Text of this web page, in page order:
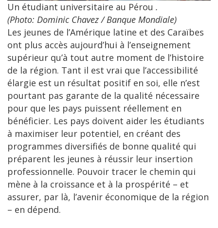
Un étudiant universitaire au Pérou .
(Photo: Dominic Chavez / Banque Mondiale)
Les jeunes de l’Amérique latine et des Caraïbes
ont plus accès aujourd’hui à l’enseignement
supérieur qu’à tout autre moment de l’histoire
de la région. Tant il est vrai que l’accessibilité
élargie est un résultat positif en soi, elle n’est
pourtant pas garante de la qualité nécessaire
pour que les pays puissent réellement en
bénéficier. Les pays doivent aider les étudiants
à maximiser leur potentiel, en créant des
programmes diversifiés de bonne qualité qui
préparent les jeunes à réussir leur insertion
professionnelle. Pouvoir tracer le chemin qui
mène à la croissance et à la prospérité – et
assurer, par là, l’avenir économique de la région
– en dépend.